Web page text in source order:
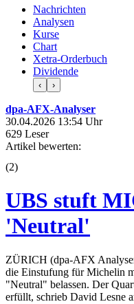
Nachrichten
Analysen
Kurse
Chart
Xetra-Orderbuch
Dividende
‹ ›
dpa-AFX-Analyser
30.04.2026 13:54 Uhr
629 Leser
Artikel bewerten:
(2)
UBS stuft
'Neutral'
ZÜRICH (dpa-AFX
die Einstufung für Michelin
"Neutral" belassen. Der
erfüllt, schrieb David Lesne